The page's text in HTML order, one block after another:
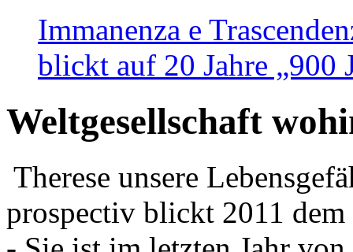
Immanenza e
blickt auf 20 Jahre „900
Weltgesellschaft
Therese unsere
prospectiv blickt 2011